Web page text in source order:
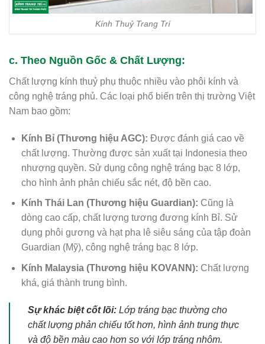
Kính Thuỷ Trang Trí
c. Theo Nguồn Gốc & Chất Lượng:
Chất lượng kính thuỷ phụ thuộc nhiều vào phôi kính và
công nghệ tráng phủ. Các loại phổ biến trên thị trường Việt
Nam bao gồm:
Kính Bỉ (Thương hiệu AGC): Được đánh giá cao về
chất lượng. Thường được sản xuất tại Indonesia theo
nhượng quyền. Sử dụng công nghệ tráng bạc 8 lớp,
cho hình ảnh phản chiếu sắc nét, độ bền cao.
Kính Thái Lan (Thương hiệu Guardian): Cũng là
dòng cao cấp, chất lượng tương đương kính Bỉ. Sử
dụng phôi gương và hạt pha lê siêu sáng của tập đoàn
Guardian (Mỹ), công nghệ tráng bạc 8 lớp.
Kính Malaysia (Thương hiệu KOVANN): Chất lượng
khá, giá thành trung bình.
Sự khác biệt cốt lõi: Lớp tráng bạc thường cho
chất lượng phản chiếu tốt hơn, hình ảnh trung thực
và độ bền màu cao hơn so với lớp tráng nhôm.